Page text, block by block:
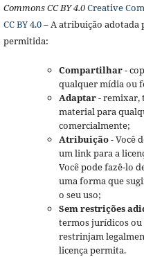
Commons CC BY 4.0Creative
CC BY 4.0– A atribuição adotada
permitida:
Compartilhar-
qualquer mídia ou
Adaptar- remixar,
material para
comercialmente;
Atribuição- Você
um link para a
Você pode fazê-lo
uma forma que
o seu uso;
Sem restrições
termos jurídicos ou
restrinjam
licença permita.